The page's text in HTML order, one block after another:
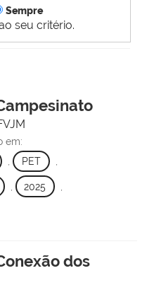
seu critério.
Sempre
em:
PET
2025
dos